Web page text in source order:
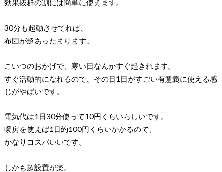
効果抜群の割には簡単に使えます。
30分も起動させてれば、
布団が超あったまります。
こいつのおかげで、寒い日なんかすぐ起きれます。
すぐ活動的になれるので、その日1日がすごい有意義に使える感
じがやばいです。
電気代は1日30分使って10円くらいらしいです。
暖房を使えば1日約100円くらいかかるので、
かなりコスパいいです。
しかも超設置が楽。